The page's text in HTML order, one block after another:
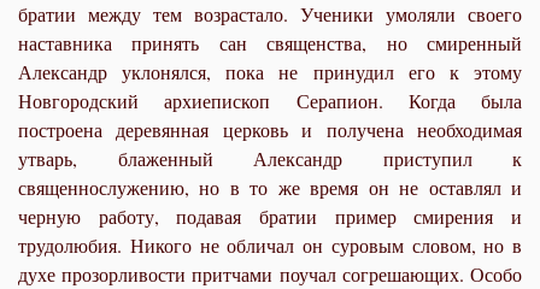
братии между тем возрастало. Ученики умоляли своего
наставника принять сан священства, но смиренный
Александр уклонялся, пока не принудил его к этому
Новгородский архиепископ Серапион. Когда была
построена деревянная церковь и получена необходимая
утварь, блаженный Александр приступил к
священнослужению, но в то же время он не оставлял и
черную работу, подавая братии пример смирения и
трудолюбия. Никого не обличал он суровым словом, но в
духе прозорливости притчами поучал согрешающих. Особо